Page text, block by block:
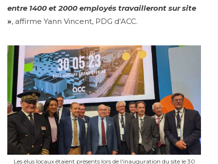
entre 1400 et 2000 employés travailleront sur site
», affirme Yann Vincent, PDG d’ACC.
Les élus locaux étaient présents lors de l'inauguration du site le 30